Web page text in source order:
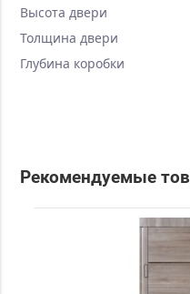
Высота двери
Толщина двери
Глубина коробки
Рекомендуемые